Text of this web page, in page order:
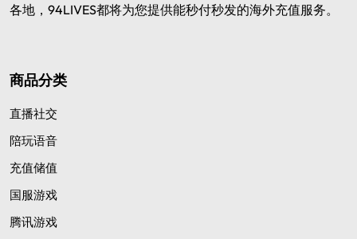
各地，94LIVES都将为您提供能秒付秒发的海外充值服务。
商品分类
直播社交
陪玩语音
充值储值
国服游戏
腾讯游戏